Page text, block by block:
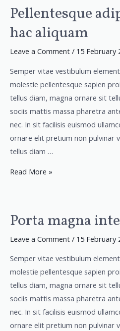
Pellentesque
hac aliquam
Leave a Comment / 15 February
Semper vitae vestibulum
molestie pellentesque sapien
tellus diam, magna ornare sit
sociis mattis massa pharetra
nec. In sit facilisis euismod
ornare elit pretium non pulvinar
tellus diam …
Pellentesque
iaculis
hac
Read More »
Porta magna
Leave a Comment / 15 February
Semper vitae vestibulum
molestie pellentesque sapien
tellus diam, magna ornare sit
sociis mattis massa pharetra
nec. In sit facilisis euismod
ornare elit pretium non pulvinar
Porta
integer
tellus